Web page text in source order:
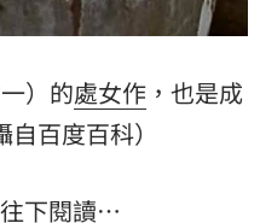
一）的處女作 ，也是成
百度百科）
下閱讀…